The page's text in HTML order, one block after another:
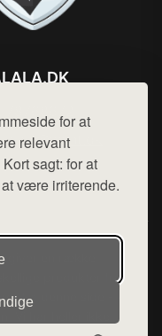
for at
relevant
sagt: for at
være irriterende.
hej@want.dk
og privatlivspolitik
en række
produkter fra
fra denne side - vi